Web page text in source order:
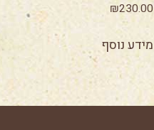
₪230.00
מידע נוסף